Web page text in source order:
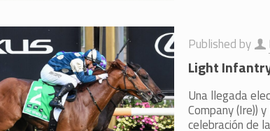
Published by
Light
Una llegada
Company (Ire))
celebración de la